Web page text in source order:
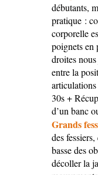
débutants,
pratique :
corporelle
poignets en
droites
entre la
30s +
d’un banc
Grands
des
basse des
décoller la